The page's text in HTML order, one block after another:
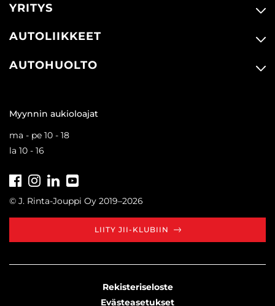
YRITYS
AUTOLIIKKEET
AUTOHUOLTO
Myynnin aukioloajat
ma - pe 10 - 18
la 10 - 16
FacebookInstagram
LinkedIn
© J. Rinta-Jouppi Oy 2019–2026
LIITY JII-KLUBIIN
Rekisteriseloste
Evästeasetukset